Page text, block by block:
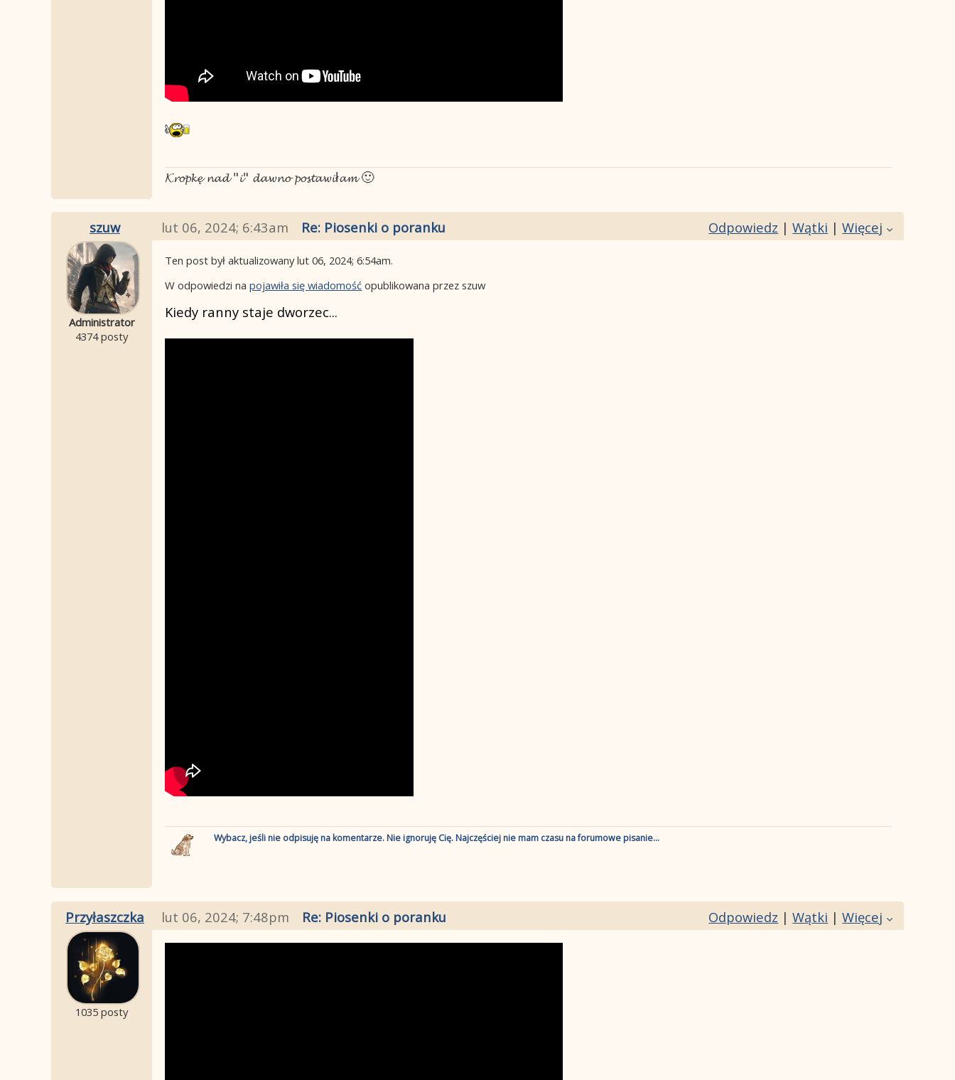
𝓚𝓻𝓸𝓹𝓴𝓮̨ 𝓷𝓪𝓭 "𝓲" 𝓭𝓪𝔀𝓷𝓸 𝓹𝓸𝓼𝓽𝓪𝔀𝓲ł𝓪𝓶 🙂
szuw Odpowiedz |Wątki |Więcej
lut 06, 2024; 6:43am Re: Piosenki o poranku
Administrator
4374 posty
Ten post był aktualizowanylut 06, 2024; 6:54am.
W odpowiedzi napojawiła się wiadomość opublikowana przez szuw
Kiedy ranny staje dworzec...
Wybacz, jeśli nie odpisuję na komentarze. Nie ignoruję Cię. Najczęściej nie mam czasu na forumowe pisanie...
Przyłaszczka Odpowiedz |Wątki |Więcej
lut 06, 2024; 7:48pm Re: Piosenki o poranku
1035 posty